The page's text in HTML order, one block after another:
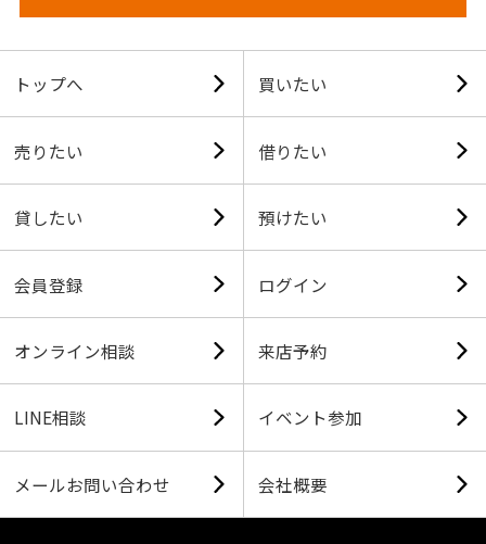
トップへ 買いたい
売りたい 借りたい
貸したい 預けたい
会員登録 ログイン
オンライン相談 来店予約
LINE相談 イベント参加
メールお問い合わせ 会社概要